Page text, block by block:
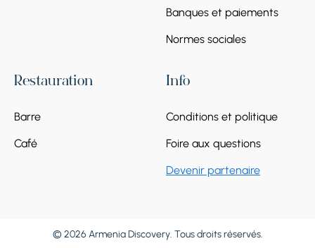
Banques et paiements
Normes sociales
Restauration
Barre
Café
Info
Conditions et politique
Foire aux questions
Devenir partenaire
© 2026 Armenia Discovery. Tous droits réservés.